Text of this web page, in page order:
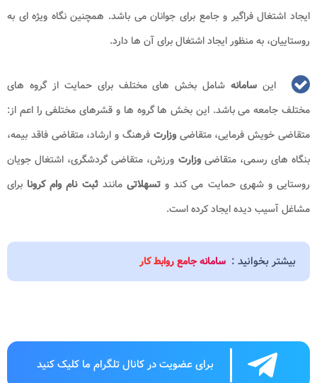
ایجاد اشتغال فراگیر و جامع برای جوانان می باشد. همچنین نگاه ویژه ای به
روستاییان، به منظور ایجاد اشتغال برای آن ها دارد.
این سامانهشامل بخش های مختلف برای حمایت از گروه های
مختلف جامعه می باشد. این بخش ها گروه ها و قشرهای مختلفی را اعم از:
متقاضی خویش فرمایی، متقاضیوزارت فرهنگ و ارشاد، متقاضی فاقد بیمه،
بنگاه های رسمی، متقاضیوزارت ورزش، متقاضی گردشگری، اشتغال جویان
روستایی و شهری حمایت می کند وتسهلاتیمانندثبت نام وام کرونا برای
مشاغل آسیب دیده ایجاد کرده است.
بیشتر بخوانید : سامانه جامع روابط کار
برای عضویت در کانال تلگرام ما کلیک کنید